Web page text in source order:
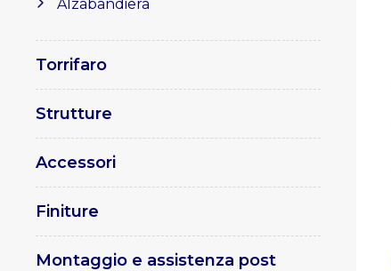
Alzabandiera
Torrifaro
Strutture
Accessori
Finiture
Montaggio e assistenza post